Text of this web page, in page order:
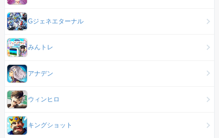
Gジェネエターナル
みんトレ
アナデン
ウィンヒロ
キングショット